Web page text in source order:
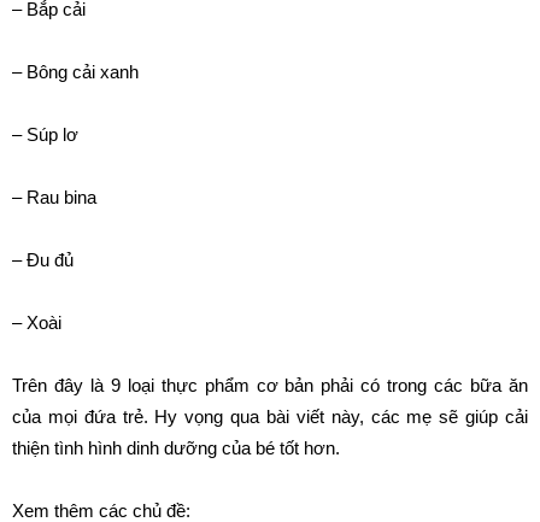
– Bắp cải
– Bông cải xanh
– Súp lơ
– Rau bina
– Đu đủ
– Xoài
Trên đây là 9 loại thực phẩm cơ bản phải có trong các bữa ăn
của mọi đứa trẻ. Hy vọng qua bài viết này, các mẹ sẽ giúp cải
thiện tình hình dinh dưỡng của bé tốt hơn.
Xem thêm các chủ đề: